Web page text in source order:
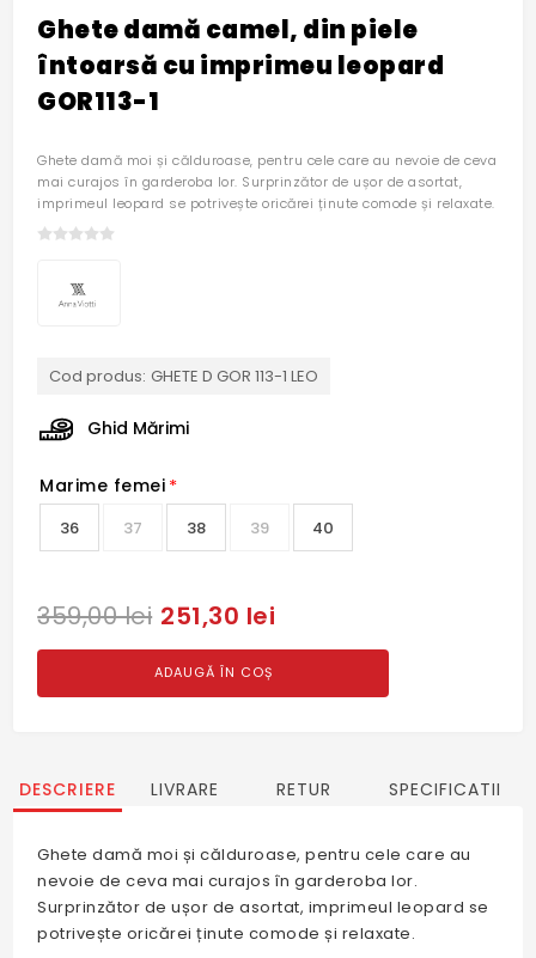
Ghete damă camel, din piele
întoarsă cu imprimeu leopard
GOR113-1
Ghete damă moi și călduroase, pentru cele care au nevoie de ceva
mai curajos în garderoba lor. Surprinzător de ușor de asortat,
imprimeul leopard se potrivește oricărei ținute comode și relaxate.
Cod produs: GHETE D GOR 113-1 LEO
Ghid Mărimi
Marime femei *
36 37 38 39 40
359,00 lei 251,30 lei
ADAUGĂ ÎN COȘ
DESCRIERE LIVRARE RETUR SPECIFICATII
Ghete damă moi și călduroase, pentru cele care au
nevoie de ceva mai curajos în garderoba lor.
Surprinzător de ușor de asortat, imprimeul leopard se
potrivește oricărei ținute comode și relaxate.